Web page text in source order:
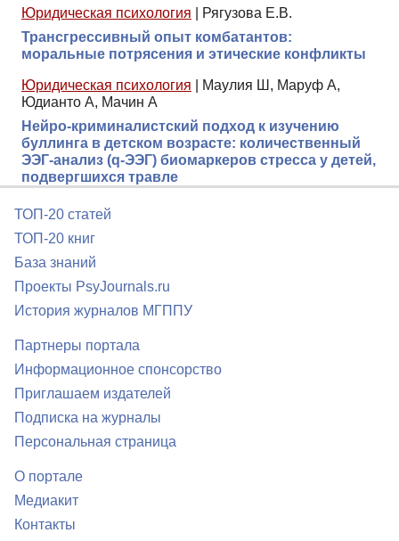
Юридическая психология
Рягузова Е.В.
Трансгрессивный опыт комбатантов:
моральные потрясения и этические конфликты
Юридическая психология
Маулия Ш, Маруф А,
Юдианто А, Мачин А
Нейро-криминалистский подход к изучению
буллинга в детском возрасте: количественный
ЭЭГ-анализ (q-ЭЭГ) биомаркеров стресса у детей,
подвергшихся травле
ТОП-20 статей
ТОП-20 книг
База знаний
Проекты PsyJournals.ru
История журналов МГППУ
Партнеры портала
Информационное спонсорство
Приглашаем издателей
Подписка на журналы
Персональная страница
О портале
Медиакит
Контакты